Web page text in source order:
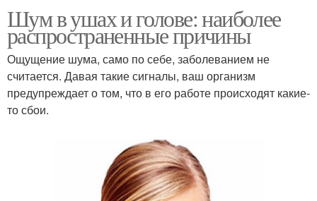
Шум в ушах и голове: наиболее
распространенные причины
Ощущение шума, само по себе, заболеванием не
считается. Давая такие сигналы, ваш организм
предупреждает о том, что в его работе происходят какие-
то сбои.